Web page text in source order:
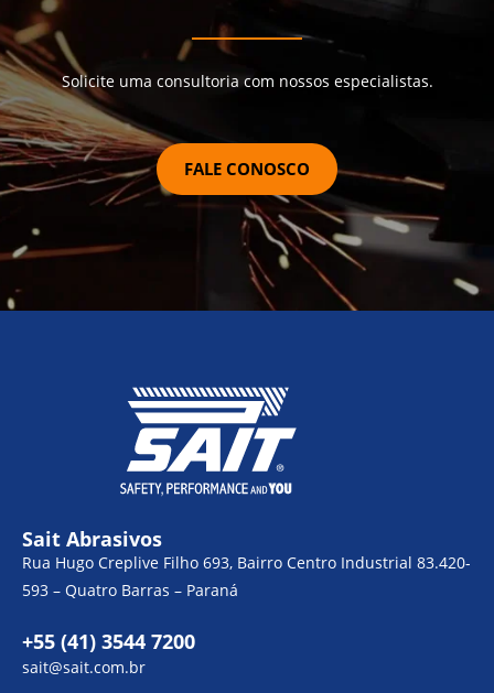
Solicite uma consultoria com nossos especialistas.
FALE CONOSCO
Sait Abrasivos
Rua Hugo Creplive Filho 693, Bairro Centro Industrial 83.420-
593 – Quatro Barras – Paraná
+55 (41) 3544 7200
sait@sait.com.br